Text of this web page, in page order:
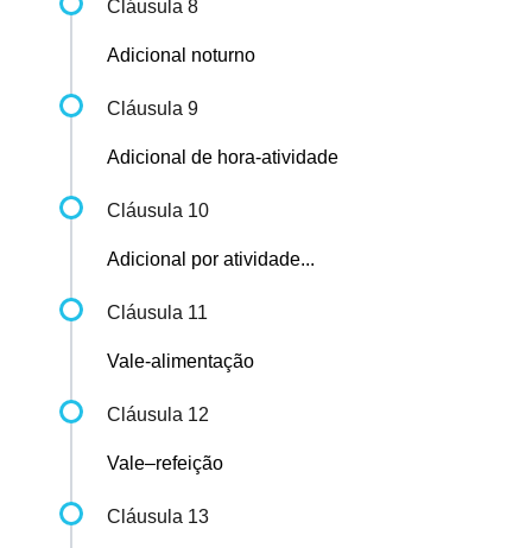
Cláusula 8
Adicional noturno
Cláusula 9
Adicional de hora-atividade
Cláusula 10
Adicional por atividade...
Cláusula 11
Vale-alimentação
Cláusula 12
Vale–refeição
Cláusula 13